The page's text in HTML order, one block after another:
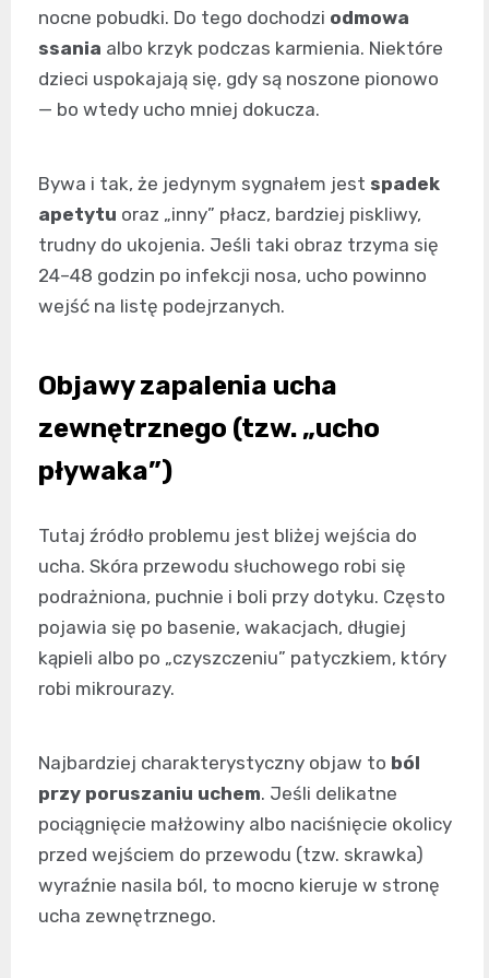
nocne pobudki. Do tego dochodzi odmowa
ssania albo krzyk podczas karmienia. Niektóre
dzieci uspokajają się, gdy są noszone pionowo
— bo wtedy ucho mniej dokucza.
Bywa i tak, że jedynym sygnałem jest spadek
apetytu oraz „inny” płacz, bardziej piskliwy,
trudny do ukojenia. Jeśli taki obraz trzyma się
24–48 godzin po infekcji nosa, ucho powinno
wejść na listę podejrzanych.
Objawy zapalenia ucha
zewnętrznego (tzw. „ucho
pływaka”)
Tutaj źródło problemu jest bliżej wejścia do
ucha. Skóra przewodu słuchowego robi się
podrażniona, puchnie i boli przy dotyku. Często
pojawia się po basenie, wakacjach, długiej
kąpieli albo po „czyszczeniu” patyczkiem, który
robi mikrourazy.
Najbardziej charakterystyczny objaw to ból
przy poruszaniu uchem. Jeśli delikatne
pociągnięcie małżowiny albo naciśnięcie okolicy
przed wejściem do przewodu (tzw. skrawka)
wyraźnie nasila ból, to mocno kieruje w stronę
ucha zewnętrznego.